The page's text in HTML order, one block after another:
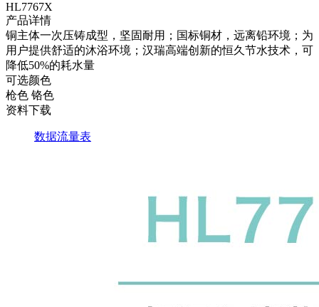
HL7767X
产品详情
铜主体一次压铸成型，坚固耐用；国标铜材，远离铅环境；为
用户提供舒适的沐浴环境；汉瑞高端创新的恒久节水技术，可
降低50%的耗水量
可选颜色
枪色 铬色
资料下载
数据流量表